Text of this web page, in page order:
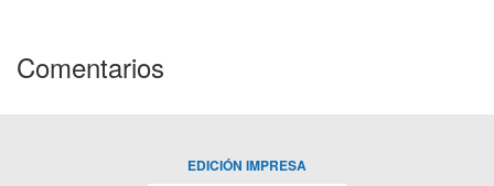
Comentarios
EDICIÓN IMPRESA